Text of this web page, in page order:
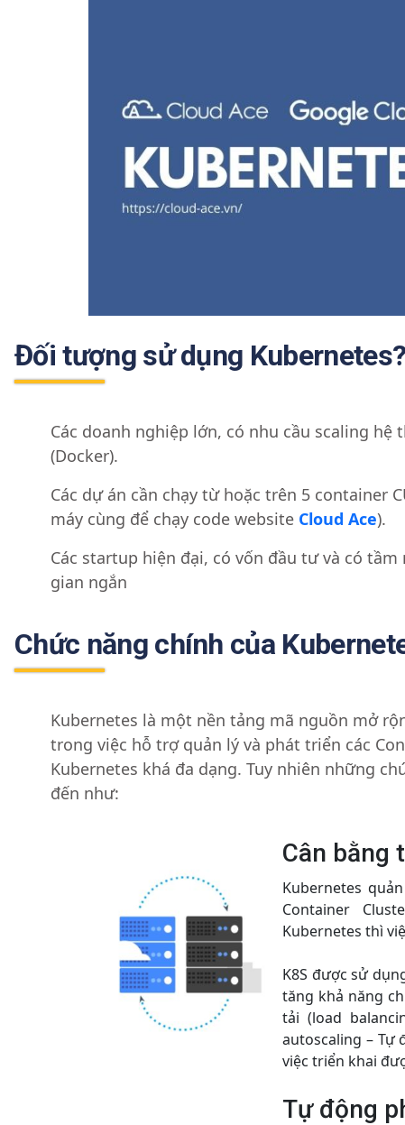
Đối tượng sử dụng Kubernetes?
Các doanh nghiệp lớn, có nhu cầu scaling
(Docker).
Các dự án cần chạy từ hoặc trên 5 container
máy cùng để chạy code website Cloud Ace).
Các startup hiện đại, có vốn đầu tư và có
gian ngắn
Chức năng chính của
Kubernetes là một nền tảng mã nguồn mở
trong việc hỗ trợ quản lý và phát triển các
Kubernetes khá đa dạng. Tuy nhiên những
đến như:
Cân bằng
Kubernetes
Container
Kubernetes thì
K8S được sử
tăng khả năng
tải (load
autoscaling – Tự
việc triển khai
Tự động